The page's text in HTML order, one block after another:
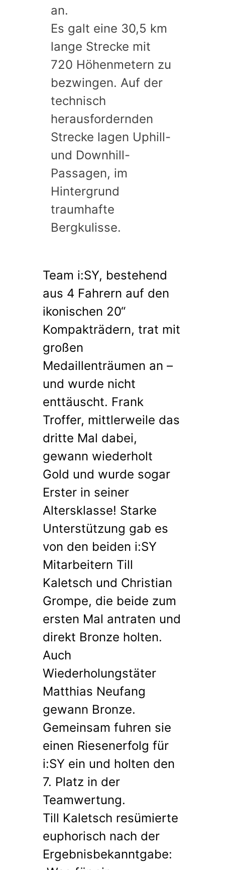
an.
Es galt eine 30,5 km
lange Strecke mit
720 Höhenmetern zu
bezwingen. Auf der
technisch
herausfordernden
Strecke lagen Uphill-
und Downhill-
Passagen, im
Hintergrund
traumhafte
Bergkulisse.
Team i:SY, bestehend
aus 4 Fahrern auf den
ikonischen 20“
Kompakträdern, trat mit
großen
Medaillenträumen an –
und wurde nicht
enttäuscht. Frank
Troffer, mittlerweile das
dritte Mal dabei,
gewann wiederholt
Gold und wurde sogar
Erster in seiner
Altersklasse! Starke
Unterstützung gab es
von den beiden i:SY
Mitarbeitern Till
Kaletsch und Christian
Grompe, die beide zum
ersten Mal antraten und
direkt Bronze holten.
Auch
Wiederholungstäter
Matthias Neufang
gewann Bronze.
Gemeinsam fuhren sie
einen Riesenerfolg für
i:SY ein und holten den
7. Platz in der
Teamwertung.
Till Kaletsch resümierte
euphorisch nach der
Ergebnisbekanntgabe: